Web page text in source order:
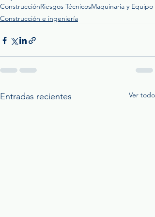
ConstrucciónRiesgos TécnicosMaquinaria y Equipo
Construcción e ingeniería
Entradas recientes Ver todo